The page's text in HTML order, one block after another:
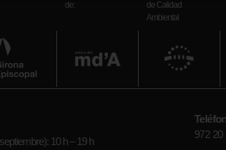
de:
de Calidad
Ambiental
10 h – 19 h
972 20